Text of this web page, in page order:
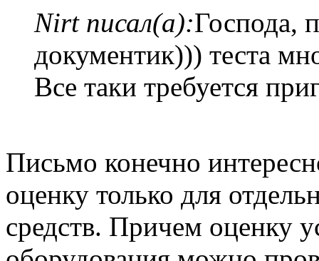
Nirt писал(а):Господа,
документик))) теста
Все таки требуется
Письмо конечно
оценку только для
средств. Причем оценку